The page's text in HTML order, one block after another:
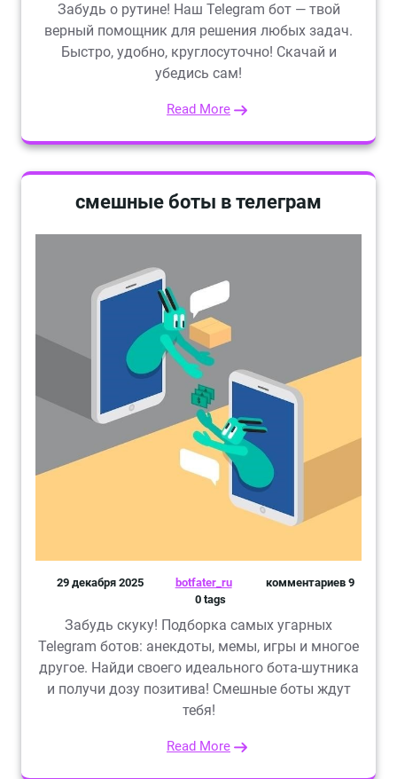
Забудь о рутине! Наш Telegram бот — твой
верный помощник для решения любых задач.
Быстро, удобно, круглосуточно! Скачай и
убедись сам!
Read More
смешные боты в телеграм
29 декабря 2025 botfater_ru
комментариев 9
0 tags
Забудь скуку! Подборка самых угарных
Telegram ботов: анекдоты, мемы, игры и многое
другое. Найди своего идеального бота-шутника
и получи дозу позитива! Смешные боты ждут
тебя!
Read More